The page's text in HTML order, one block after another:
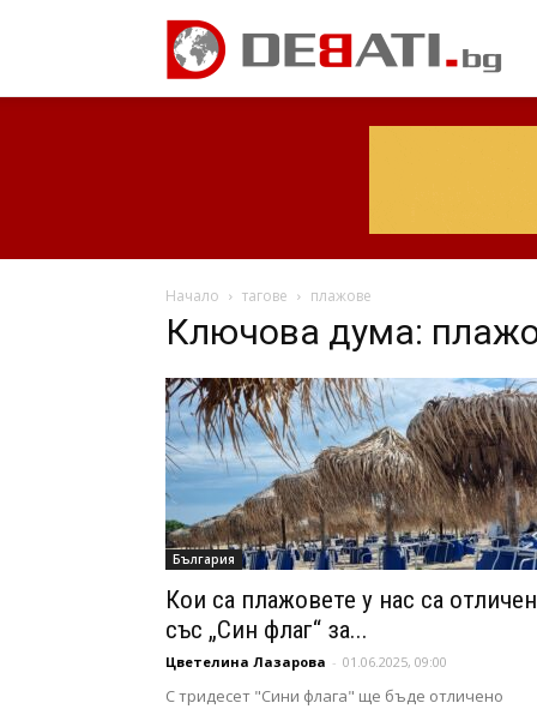
Начало тагове плажове
Ключова дума:
България
Кои са плажовете у нас са
със „Син флаг“ за...
Цветелина Лазарова - 01.06.2025, 09:00
С тридесет "Сини флага" ще бъде отличено